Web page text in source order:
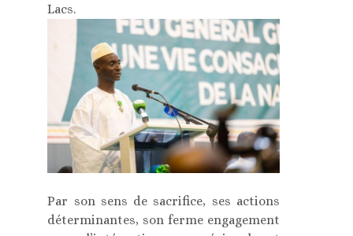
Lacs.
Par son sens de sacrifice, ses actions
déterminantes, son ferme engagement